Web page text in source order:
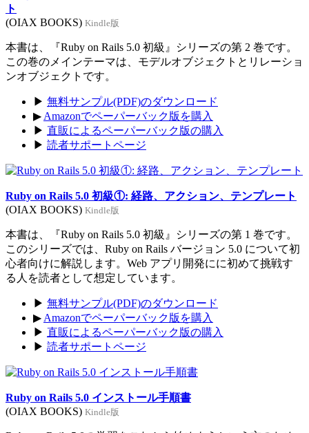
ト
(OIAX BOOKS) Kindle版
本書は、『Ruby on Rails 5.0 初級』シリーズの第 2 巻です。
この巻のメインテーマは、モデルオブジェクトとリレーショ
ンオブジェクトです。
▶ 無料サンプル(PDF)のダウンロード
▶ Amazonでペーパーバック版を購入
▶ 直販によるペーパーバック版の購入
▶ 読者サポートページ
Ruby on Rails 5.0 初級①: 経路、アクション、テンプレート
(OIAX BOOKS) Kindle版
本書は、『Ruby on Rails 5.0 初級』シリーズの第 1 巻です。
このシリーズでは、Ruby on Rails バージョン 5.0 について初
心者向けに解説します。Web アプリ開発にに初めて挑戦す
る人を読者として想定しています。
▶ 無料サンプル(PDF)のダウンロード
▶ Amazonでペーパーバック版を購入
▶ 直販によるペーパーバック版の購入
▶ 読者サポートページ
Ruby on Rails 5.0 インストール手順書
(OIAX BOOKS) Kindle版